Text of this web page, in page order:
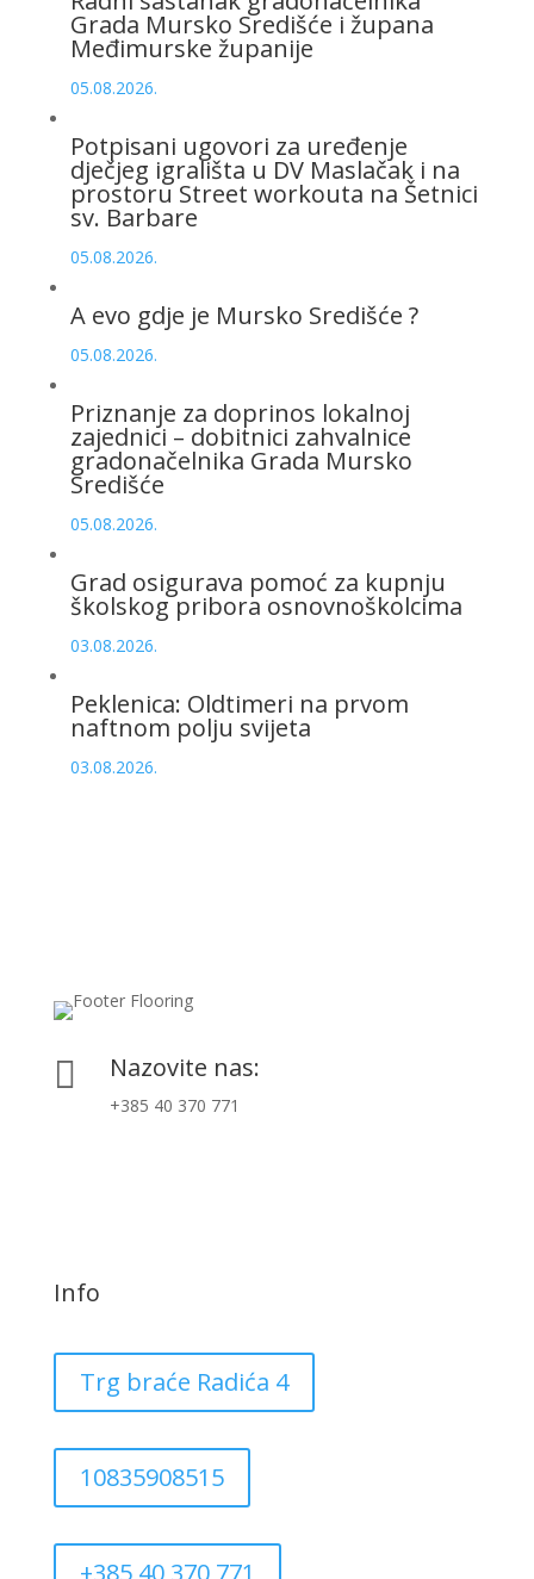
Grada Mursko Središće i župana
Međimurske županije
05.08.2026.
Potpisani ugovori za uređenje
dječjeg igrališta u DV Maslačak i na
prostoru Street workouta na Šetnici
sv. Barbare
05.08.2026.
A evo gdje je Mursko Središće ?
05.08.2026.
Priznanje za doprinos lokalnoj
zajednici – dobitnici zahvalnice
gradonačelnika Grada Mursko
Središće
05.08.2026.
Grad osigurava pomoć za kupnju
školskog pribora osnovnoškolcima
03.08.2026.
Peklenica: Oldtimeri na prvom
naftnom polju svijeta
03.08.2026.
 Nazovite nas:
+385 40 370 771
Info
Trg braće Radića 4
10835908515
+385 40 370 771